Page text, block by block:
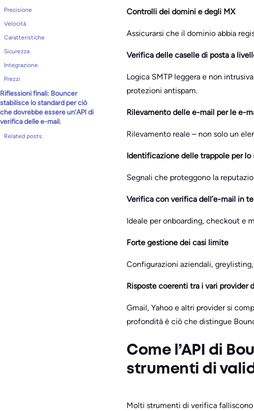
Precisione
Velocità
Caratteristiche
Sicurezza
Integrazione
Prezzi
Riflessioni finali: Bouncer
stabilisce lo standard per ciò
che dovrebbe essere un’API di
verifica delle e-mail.
Related posts:
Controlli dei domini e degli MX
Assicurarsi che il dominio abbia
Verifica delle caselle di posta a
Logica SMTP leggera e non
protezioni antispam.
Rilevamento delle e-mail per le e-
Rilevamento reale – non solo un
Identificazione delle trappole per lo
Segnali che proteggono la
Verifica con verifica dell’e-mail in
Ideale per onboarding, checkout e
Forte gestione dei casi limite
Configurazioni aziendali,
Risposte coerenti tra i vari provider
Gmail, Yahoo e altri provider si
profondità è ciò che distingue
Come l’API di
strumenti di
Molti strumenti di verifica